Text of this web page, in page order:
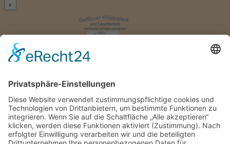
×
Anmelden
Benutzername